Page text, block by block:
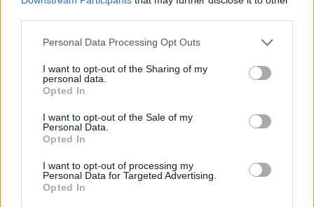
Personal Data Processing Opt Outs
I want to opt-out of the Sharing of my
personal data.
Opted In
I want to opt-out of the Sale of my
Personal Data.
Opted In
I want to opt-out of processing my
Personal Data for Targeted Advertising.
Opted In
Kisojen komein venytys? Logan
Thompson venyi maanantaina
Itävalta vastasi kisojen
suurimmasta yllätyksestä –
LIITTYVÄT ARTIKKELIT
Leijonat julkisti ketjut Sveitsi-peliin –
kaukaloon